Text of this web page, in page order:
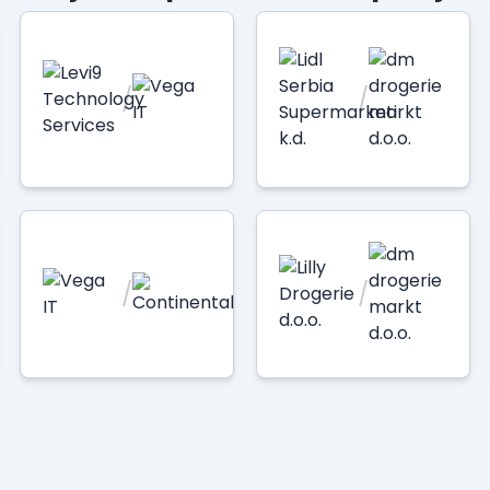
/ /
/ /